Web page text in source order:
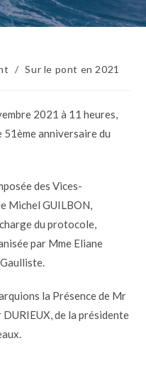
/ Sur le pont en 2021
2021 à 11 heures,
51ème anniversaire du
des Vices-
Michel GUILBON,
du protocole,
par Mme Eliane
la Présence de Mr
de la présidente